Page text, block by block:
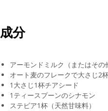
成分
アーモンドミルク（またはそ
オート麦のフレークで大さじ2
1大さじ1杯チアシード
1ティースプーンのシナモン
ステビア1杯（天然甘味料）